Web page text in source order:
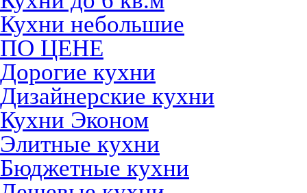
Кухни небольшие
ПО ЦЕНЕ
Дорогие кухни
Дизайнерские кухни
Кухни Эконом
Элитные кухни
Бюджетные кухни